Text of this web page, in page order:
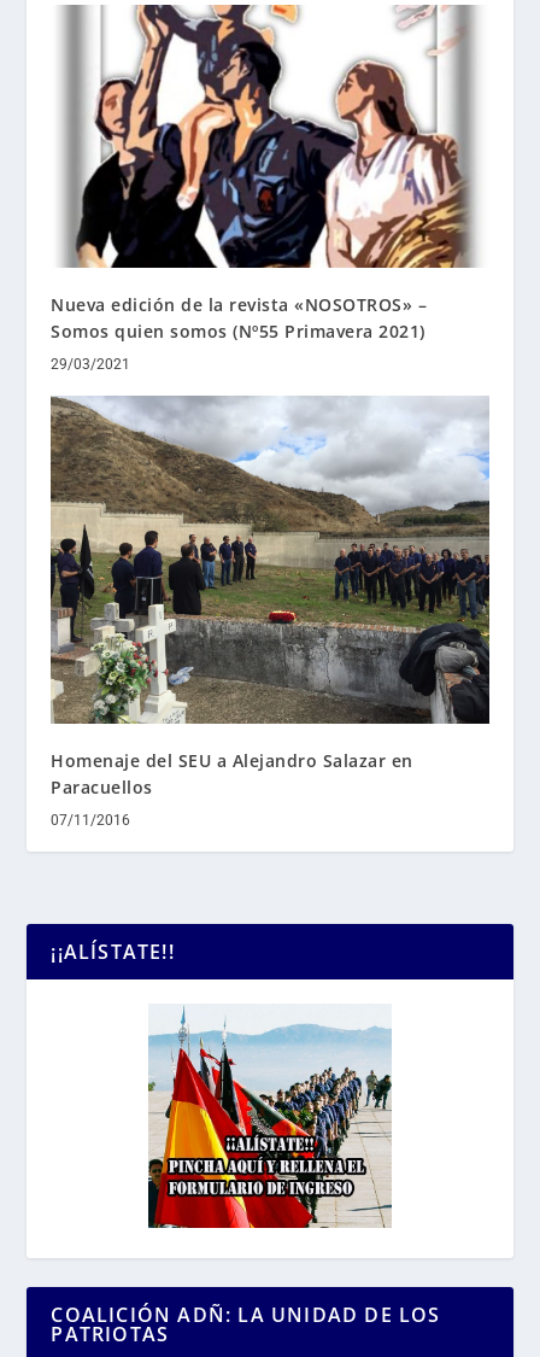
Nueva edición de la revista «NOSOTROS» –
Somos quien somos (Nº55 Primavera 2021)
29/03/2021
Homenaje del SEU a Alejandro Salazar en
Paracuellos
07/11/2016
¡¡ALÍSTATE!!
COALICIÓN ADÑ: LA UNIDAD DE LOS
PATRIOTAS